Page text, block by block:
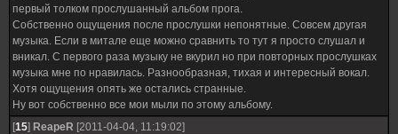
первый толком прослушанный альбом прога.
Собственно ощущения после прослушки непонятные. Совсем другая
музыка. Если в митале еще можно сравнить то тут я просто слушал и
вникал. С первого раза музыку не вкурил но при повторных прослушках
музыка мне по нравилась. Разнообразная, тихая и интересный вокал.
Хотя ощущения опять же остались странные.
Ну вот собственно все мои мыли по этому альбому.
[15] ReapeR [2011-04-04, 11:19:02]